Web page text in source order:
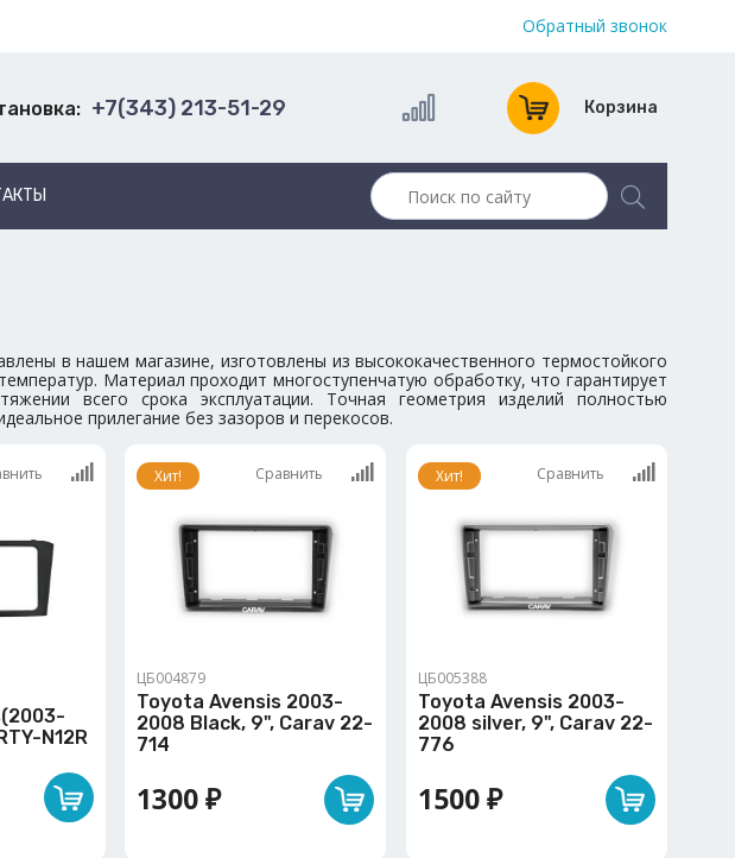
Обратный звонок
+7(343) 213-51-29 Корзина
в нашем магазине, изготовлены из высококачественного термостойкого
Материал проходит многоступенчатую обработку, что гарантирует
всего срока эксплуатации. Точная геометрия изделий полностью
прилегание без зазоров и перекосов.
N12R
Хит! Сравнить
ЦБ004879
Toyota Avensis 2003-
2008 Black, 9", Carav 22-
714
1300 ₽
Хит! Сравнить
ЦБ005388
Toyota Avensis 2003-
2008 silver, 9", Carav 22-
776
1500 ₽